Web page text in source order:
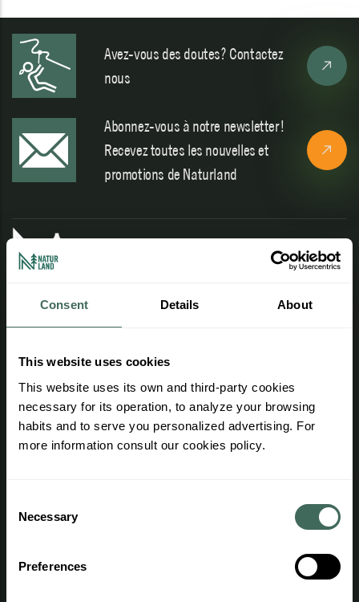
Consent Details About
This website uses cookies
This website uses its own and third-party cookies
necessary for its operation, to analyze your browsing
habits and to serve you personalized advertising. For
more information consult our cookies policy.
Selection
Necessary
Preferences
Avez-vous des doutes? Contactez
nous
Abonnez-vous à notre newsletter!
Recevez toutes les nouvelles et
promotions de Naturland
Le centre d’activités outdoor d’Andorre toute l’année.
Informations d'intérêt
Avantages